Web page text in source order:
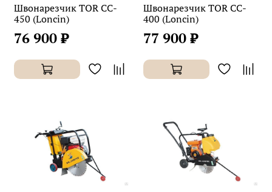
Швонарезчик TOR CC-
450 (Loncin)
76 900 ₽
Швонарезчик TOR CC-
400 (Loncin)
77 900 ₽